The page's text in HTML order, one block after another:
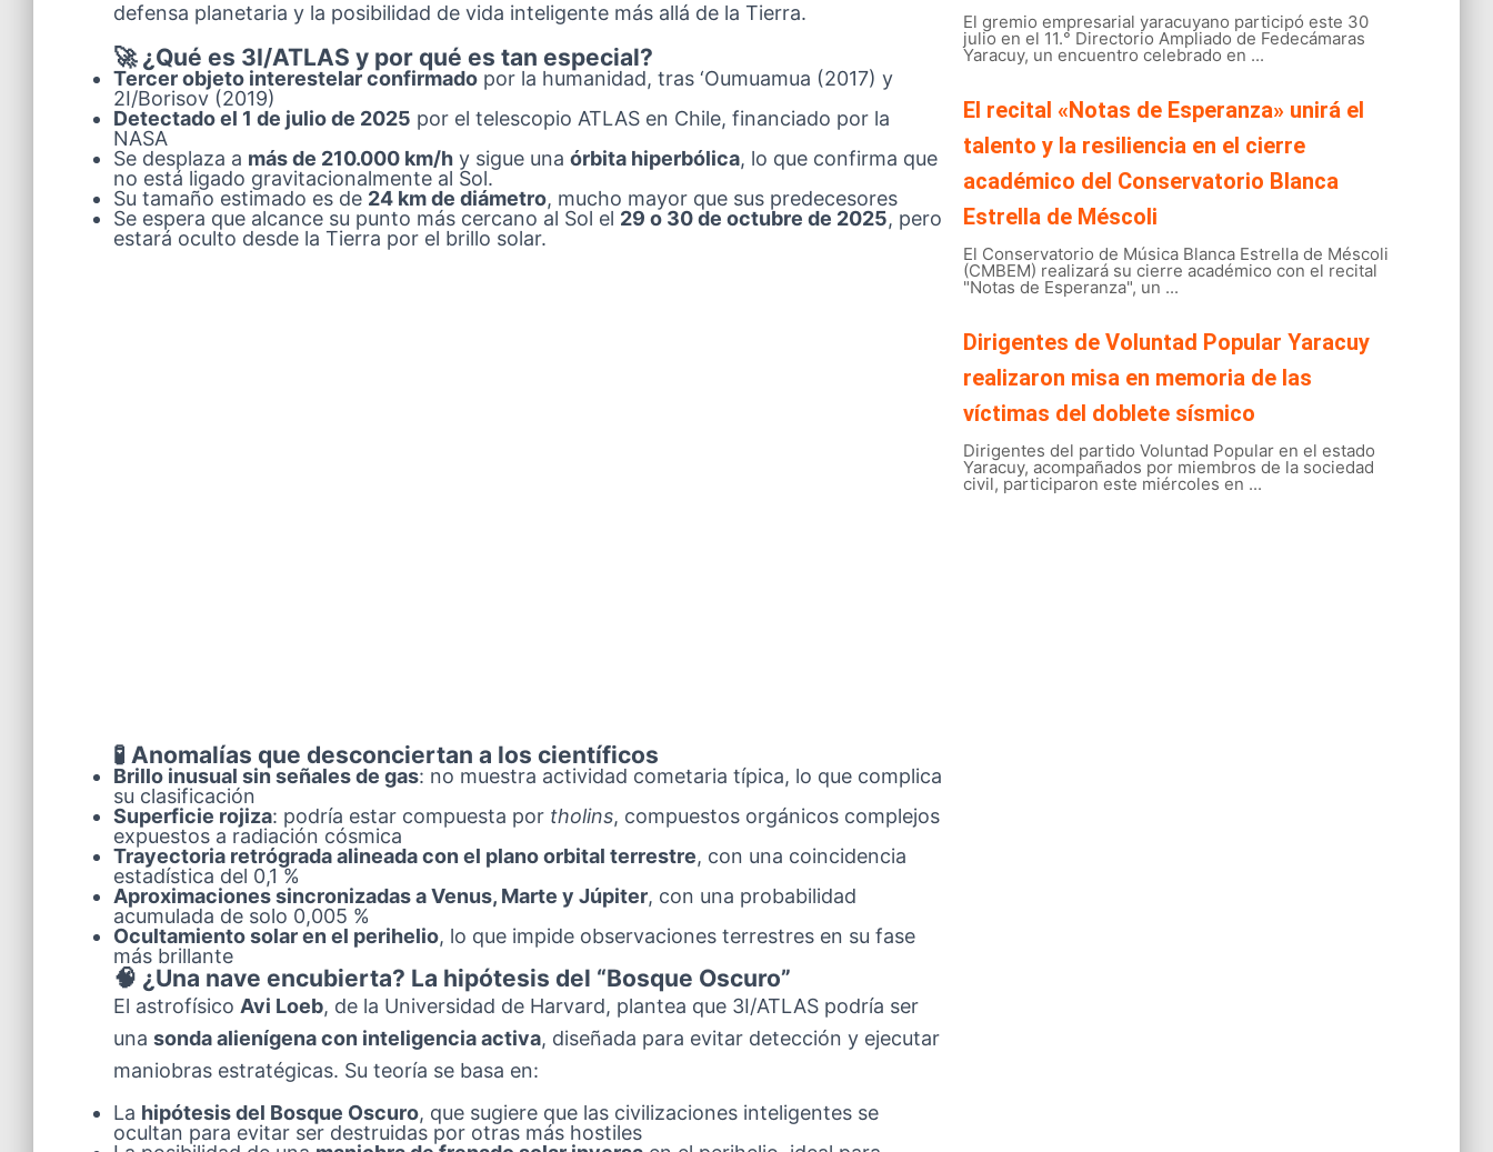
defensa planetaria y la posibilidad de vida inteligente más allá de la Tierra.
🚀 ¿Qué es 3I/ATLAS y por qué es tan especial?
Tercer objeto interestelar confirmado por la humanidad, tras ‘Oumuamua (2017) y
2I/Borisov (2019)
Detectado el 1 de julio de 2025 por el telescopio ATLAS en Chile, financiado por la
NASA
Se desplaza a más de 210.000 km/h y sigue una órbita hiperbólica, lo que confirma que
no está ligado gravitacionalmente al Sol.
Su tamaño estimado es de 24 km de diámetro, mucho mayor que sus predecesores
Se espera que alcance su punto más cercano al Sol el 29 o 30 de octubre de 2025, pero
estará oculto desde la Tierra por el brillo solar.
🧪 Anomalías que desconciertan a los científicos
Brillo inusual sin señales de gas: no muestra actividad cometaria típica, lo que complica
su clasificación
Superficie rojiza: podría estar compuesta por tholins, compuestos orgánicos complejos
expuestos a radiación cósmica
Trayectoria retrógrada alineada con el plano orbital terrestre, con una coincidencia
estadística del 0,1 %
Aproximaciones sincronizadas a Venus, Marte y Júpiter, con una probabilidad
acumulada de solo 0,005 %
Ocultamiento solar en el perihelio, lo que impide observaciones terrestres en su fase
más brillante
🧠 ¿Una nave encubierta? La hipótesis del “Bosque Oscuro”
El astrofísico Avi Loeb, de la Universidad de Harvard, plantea que 3I/ATLAS podría ser
una sonda alienígena con inteligencia activa, diseñada para evitar detección y ejecutar
maniobras estratégicas. Su teoría se basa en:
La hipótesis del Bosque Oscuro, que sugiere que las civilizaciones inteligentes se
ocultan para evitar ser destruidas por otras más hostiles
El gremio empresarial yaracuyano participó este 30
julio en el 11.° Directorio Ampliado de Fedecámaras
Yaracuy, un encuentro celebrado en ...
El recital «Notas de Esperanza» unirá el
talento y la resiliencia en el cierre
académico del Conservatorio Blanca
Estrella de Méscoli
El Conservatorio de Música Blanca Estrella de Méscoli
(CMBEM) realizará su cierre académico con el recital
"Notas de Esperanza", un ...
Dirigentes de Voluntad Popular Yaracuy
realizaron misa en memoria de las
víctimas del doblete sísmico
Dirigentes del partido Voluntad Popular en el estado
Yaracuy, acompañados por miembros de la sociedad
civil, participaron este miércoles en ...